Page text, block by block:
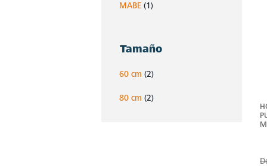
MABE (1)
Tamaño
60 cm (2)
80 cm (2)